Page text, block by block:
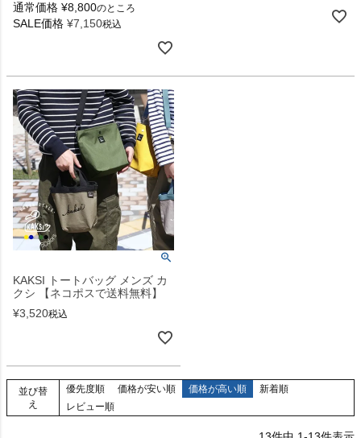
通常価格 ¥8,800のところ
SALE価格 ¥7,150税込
KAKSI トートバッグ メンズ カ
クシ 【ネコポスで送料無料】
¥3,520税込
並び替
え
優先度順 価格が安い順 価格が高い順
新着順
レビュー順